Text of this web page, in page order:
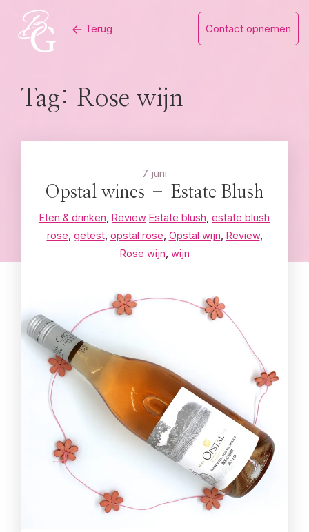
content
Terug Contact opnemen
Tag: Rose wijn
7 juni
Opstal wines – Estate Blush
Eten & drinken Review Estate blush estate blush
rose getest, opstal rose Opstal wijn Review,
Rose wijn wijn